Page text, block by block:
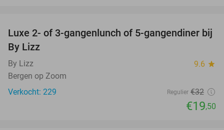
39%
Luxe 2- of 3-gangenlunch of 5-gangendiner bij
By Lizz
By Lizz 9.6 star
Bergen op Zoom
Verkocht: 229
Regulier €32
€19,50